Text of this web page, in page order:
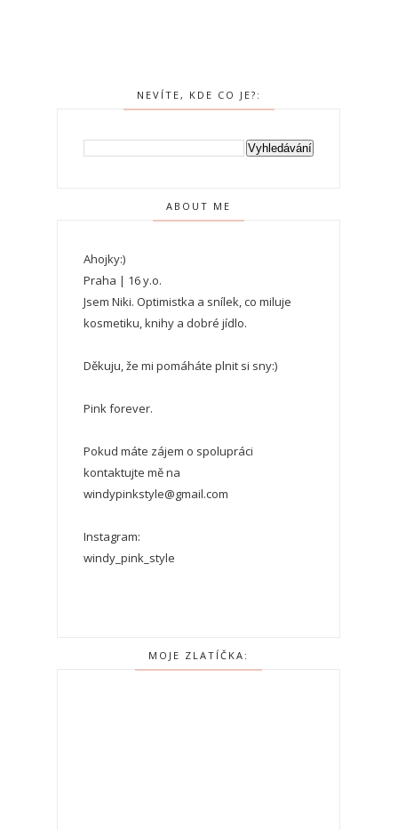
NEVÍTE, KDE CO JE?:
ABOUT ME
Ahojky:)
Praha | 16 y.o.
Jsem Niki. Optimistka a snílek, co miluje
kosmetiku, knihy a dobré jídlo.
Děkuju, že mi pomáháte plnit si sny:)
Pink forever.
Pokud máte zájem o spolupráci
kontaktujte mě na
windypinkstyle@gmail.com
Instagram:
windy_pink_style
MOJE ZLATÍČKA: